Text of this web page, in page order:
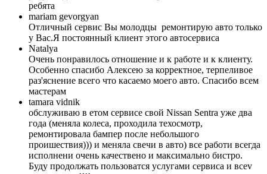
ребята
mariam gevorgyan
Отличный сервис Вы молодцы ремонтирую авто только
у Вас.Я постоянный клиент этого автосервиса
Natalya
Очень понравилось отношение и к работе и к клиенту.
Особенно спасибо Алексею за корректное, терпеливое
раз'яснение всего что касаемо моего авто. Спасибо всем
мастерам
tamara vidnik
обслуживаю в етом сервисе свой Nissan Sentra уже два
года (меняла колеса, проходила техосмотр,
ремонтировала бампер после небольшого
проишествия))) и меняла свечи в авто) все работи всегда
исполнени очень качествено и максимально бистро.
Буду продолжать пользоватся услугами сервиса и всеv